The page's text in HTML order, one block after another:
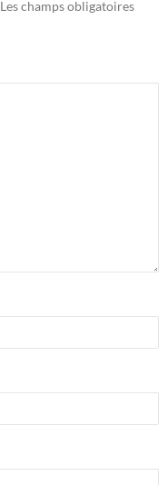
Les champs obligatoires